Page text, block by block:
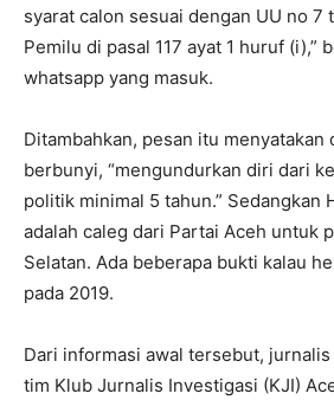
syarat calon sesuai dengan UU no 7
Pemilu di pasal 117 ayat 1 huruf (i),”
whatsapp yang masuk.
Ditambahkan, pesan itu menyatakan
berbunyi, “mengundurkan diri dari
politik minimal 5 tahun.” Sedangkan
adalah caleg dari Partai Aceh untuk
Selatan. Ada beberapa bukti kalau
pada 2019.
Dari informasi awal tersebut,
tim Klub Jurnalis Investigasi (KJI)